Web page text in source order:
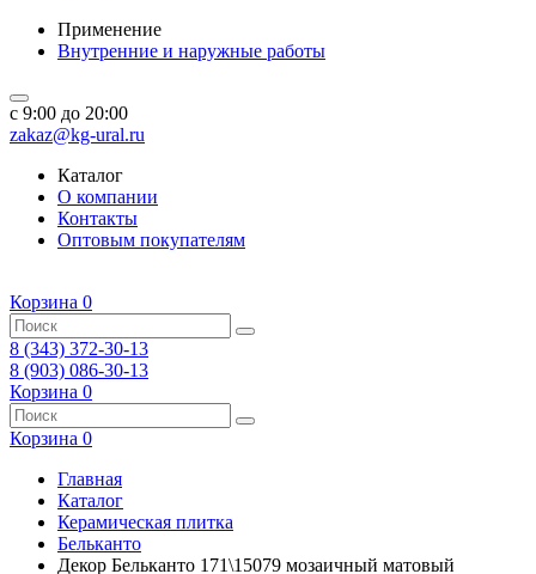
Применение
Внутренние и наружные работы
c 9:00 до 20:00
zakaz@kg-ural.ru
Каталог
О компании
Контакты
Оптовым покупателям
Корзина 0
8 (343) 372-30-13
8 (903) 086-30-13
Корзина 0
Корзина 0
Главная
Каталог
Керамическая плитка
Бельканто
Декор Бельканто 171\15079 мозаичный матовый